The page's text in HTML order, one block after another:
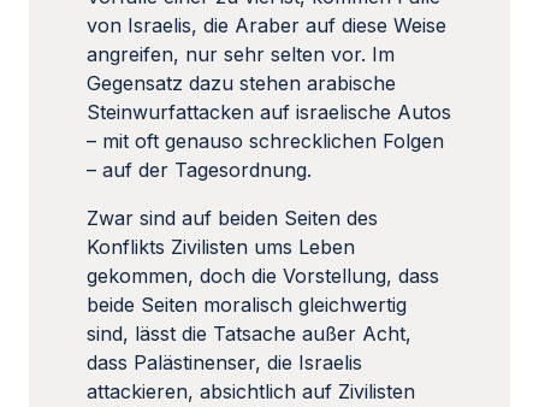
von Israelis, die Araber auf diese Weise
angreifen, nur sehr selten vor. Im
Gegensatz dazu stehen arabische
Steinwurfattacken auf israelische Autos
– mit oft genauso schrecklichen Folgen
– auf der Tagesordnung.
Zwar sind auf beiden Seiten des
Konflikts Zivilisten ums Leben
gekommen, doch die Vorstellung, dass
beide Seiten moralisch gleichwertig
sind, lässt die Tatsache außer Acht,
dass Palästinenser, die Israelis
attackieren, absichtlich auf Zivilisten